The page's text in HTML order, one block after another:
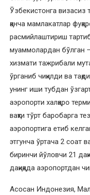
Ўзбекистонга визасиз
қанча мамлакатлар
расмийлаштириш
муаммолардан бўлган
хизмати тажрибали
ўрганиб чиқилди ва
унинг иши тубдан
аэропорти халқаро
вақти тўрт баробарга
аэропортига етиб
этгунча ўртача 2 соат
биринчи йўловчи 21
дақиқада аэропортдан
Асосан Индонезия,